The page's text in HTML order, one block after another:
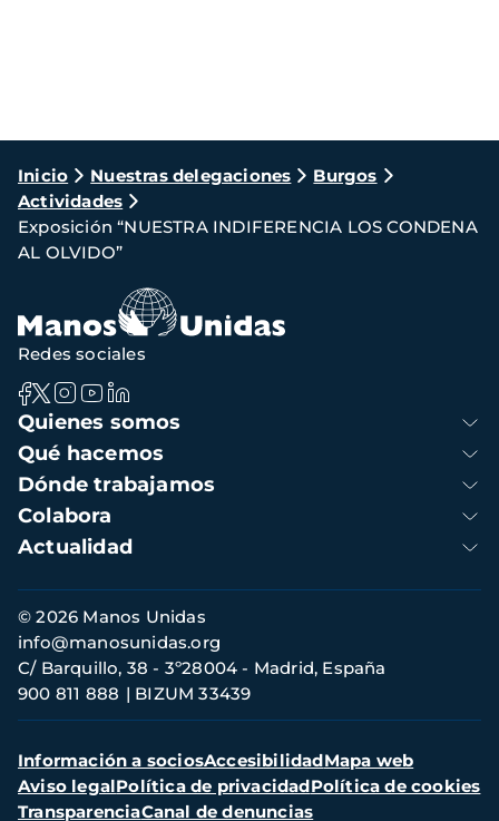
Ruta
de
navegación
Inicio Nuestras delegaciones
Burgos
Actividades
Exposición “NUESTRA INDIFERENCIA LOS CONDENA
AL OLVIDO”
Navegación
principal
Quienes somos
Qué hacemos
Dónde trabajamos
Colabora
Actualidad
Redes sociales
Información
de
contacto
© 2026 Manos Unidas
C/ Barquillo, 38 - 3º28004 - Madrid, España
900 811 888
BIZUM 33439
info@manosunidas.org
Menú
secundario
Información a sociosAccesibilidadMapa web
Aviso legalPolítica de privacidadPolítica de cookies
TransparenciaCanal de denuncias